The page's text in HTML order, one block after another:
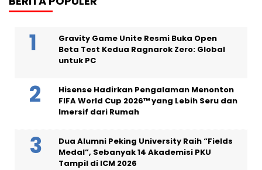
Gravity Game Unite Resmi Buka Open
Beta Test Kedua Ragnarok Zero: Global
untuk PC
Hisense Hadirkan Pengalaman Menonton
FIFA World Cup 2026™ yang Lebih Seru dan
Imersif dari Rumah
Dua Alumni Peking University Raih “Fields
Medal”, Sebanyak 14 Akademisi PKU
Tampil di ICM 2026